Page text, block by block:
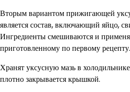
Вторым вариантом прижигающей
является состав, включающий яйцо,
Ингредиенты смешиваются и
приготовленному по первому рецепту.
Хранят уксусную мазь в
плотно закрывается крышкой.